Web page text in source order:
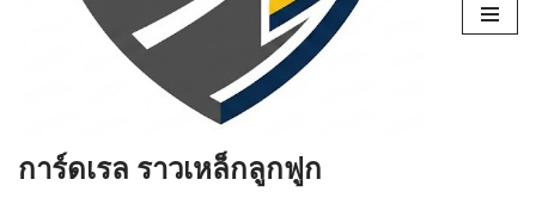
การ์ดเรล ราวเหล็กลูกฟูก